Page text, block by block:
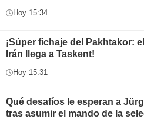
Hoy 15:34
¡Súper fichaje del Pakhtakor:
Irán llega a Taskent!
Hoy 15:31
Qué desafíos le esperan a
tras asumir el mando de la